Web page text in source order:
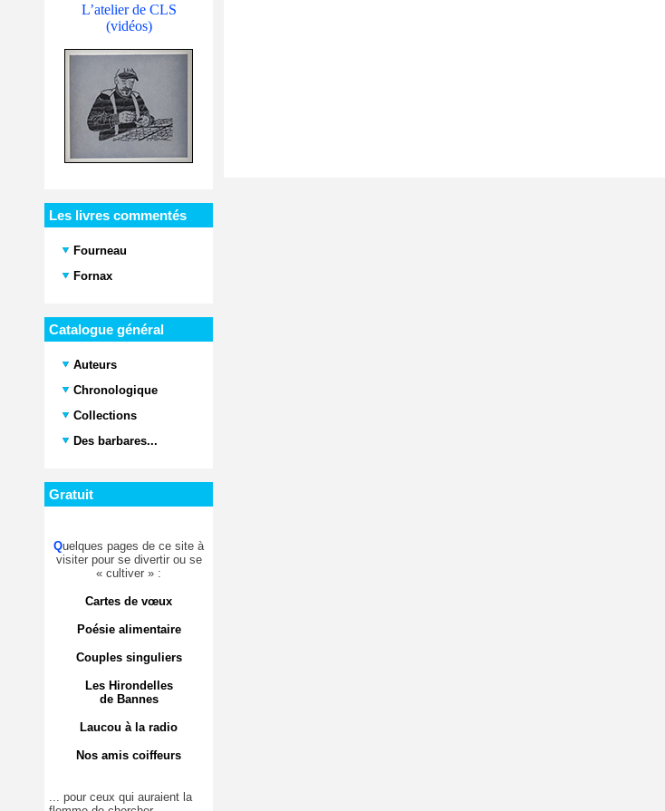
L’atelier de CLS
(vidéos)
Les livres commentés
Fourneau
Fornax
Catalogue général
Auteurs
Chronologique
Collections
Des barbares...
Gratuit
Quelques pages de ce site à
visiter pour se divertir ou se
« cultiver » :
Cartes de vœux
Poésie alimentaire
Couples singuliers
Les Hirondelles
de Bannes
Laucou à la radio
Nos amis coiffeurs
... pour ceux qui auraient la